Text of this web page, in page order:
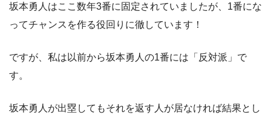
坂本勇人はここ数年3番に固定されていましたが、1番にな
ってチャンスを作る役回りに徹しています！
ですが、私は以前から坂本勇人の1番には「反対派」で
す。
坂本勇人が出塁してもそれを返す人が居なければ結果とし